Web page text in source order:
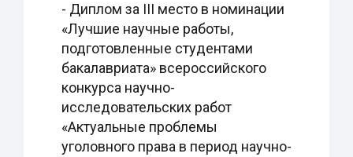
- Диплом за III место в номинации
«Лучшие научные работы,
подготовленные студентами
бакалавриата» всероссийского
конкурса научно-
исследовательских работ
«Актуальные проблемы
уголовного права в период научно-